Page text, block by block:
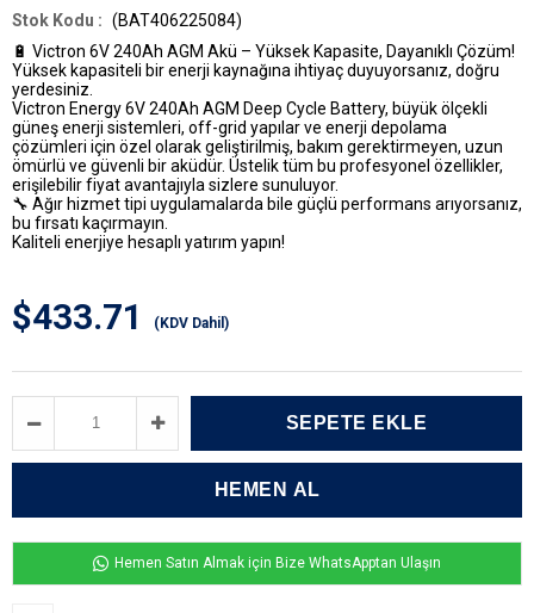
(BAT406225084)
🔋 Victron 6V 240Ah AGM Akü – Yüksek Kapasite, Dayanıklı Çözüm!
Yüksek kapasiteli bir enerji kaynağına ihtiyaç duyuyorsanız, doğru
yerdesiniz.
Victron Energy 6V 240Ah AGM Deep Cycle Battery, büyük ölçekli
güneş enerji sistemleri, off-grid yapılar ve enerji depolama
çözümleri için özel olarak geliştirilmiş, bakım gerektirmeyen, uzun
ömürlü ve güvenli bir aküdür. Üstelik tüm bu profesyonel özellikler,
erişilebilir fiyat avantajıyla sizlere sunuluyor.
🔧 Ağır hizmet tipi uygulamalarda bile güçlü performans arıyorsanız,
bu fırsatı kaçırmayın.
Kaliteli enerjiye hesaplı yatırım yapın!
$433.71 (KDV Dahil)
Hemen Satın Almak için Bize WhatsApptan Ulaşın